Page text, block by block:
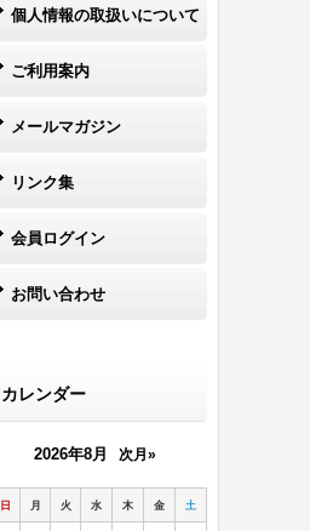
個人情報の取扱いについて
ご利用案内
メールマガジン
リンク集
会員ログイン
お問い合わせ
カレンダー
2026年8月 次月»
日 月 火 水 木 金 土